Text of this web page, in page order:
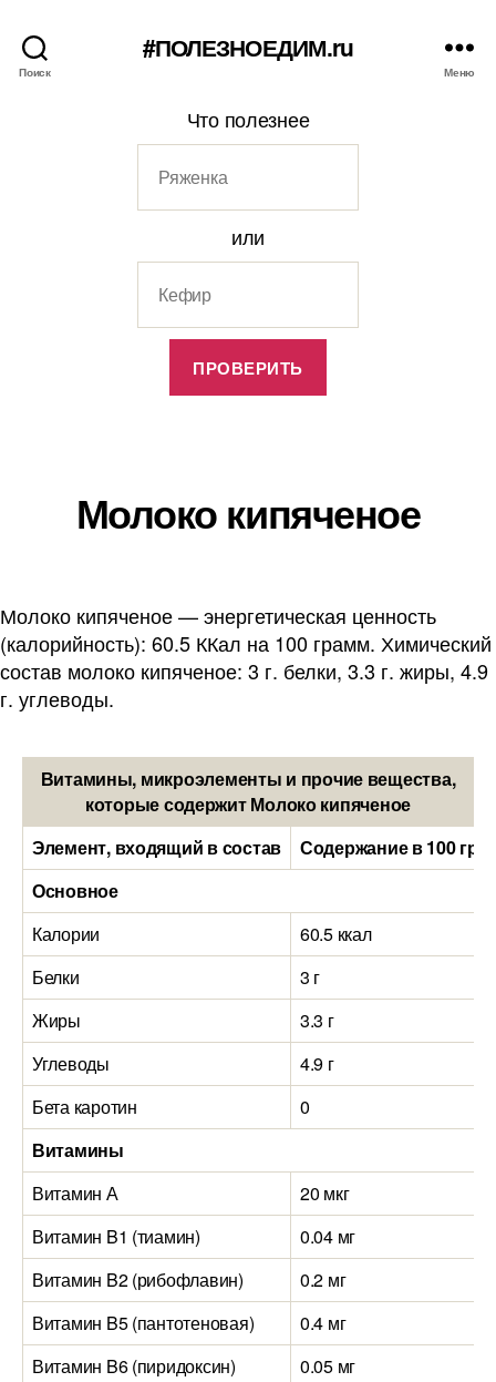
Поиск
#ПОЛЕЗНОЕДИМ.ru
Меню
Что полезнее
или
Молоко кипяченое
Молоко кипяченое — энергетическая ценность
(калорийность): 60.5 ККал на 100 грамм. Химический
состав молоко кипяченое: 3 г. белки, 3.3 г. жиры, 4.9
г. углеводы.
Витамины, микроэлементы и прочие вещества,
которые содержит Молоко кипяченое
Элемент, входящий в состав
Содержание в 100
Основное
Калории
60.5 ккал
Белки
3 г
Жиры
3.3 г
Углеводы
4.9 г
Бета каротин
0
Витамины
Витамин А
20 мкг
Витамин B1 (тиамин)
0.04 мг
Витамин B2 (рибофлавин)
0.2 мг
Витамин B5 (пантотеновая)
0.4 мг
Витамин B6 (пиридоксин)
0.05 мг